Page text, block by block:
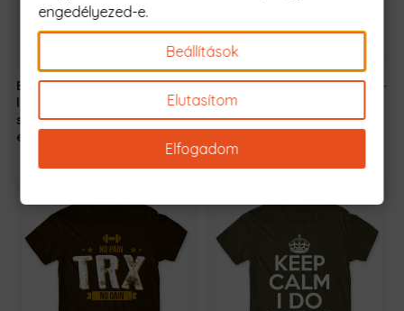
Ezt a csajt már
lefoglalta egy
szuper szexi TRX-
es
5990 Ft-
Ez nem csak sport -
TRX
5990 Ft
-
engedélyezed-e.
Beállítások
Elutasítom
Elfogadom